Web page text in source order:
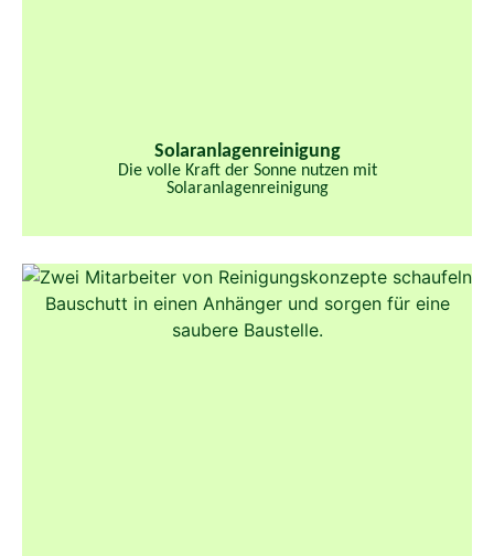
Solaranlagenreinigung
Die volle Kraft der Sonne nutzen mit
Solaranlagenreinigung